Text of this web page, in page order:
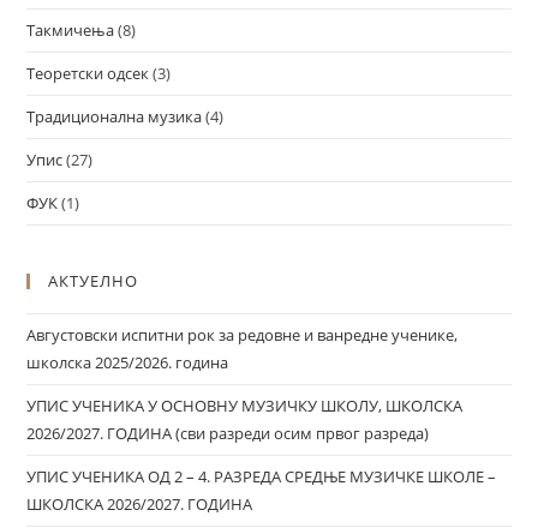
Такмичења(8)
Теоретски одсек(3)
Традиционална музика(4)
Упис(27)
ФУК(1)
АКТУЕЛНО
Августовски испитни рок за редовне и ванредне ученике,
школска 2025/2026. година
УПИС УЧЕНИКА У ОСНОВНУ МУЗИЧКУ ШКОЛУ, ШКОЛСКА
2026/2027. ГОДИНА (сви разреди осим првог разреда)
УПИС УЧЕНИКА ОД 2 – 4. РАЗРЕДА СРЕДЊЕ МУЗИЧКЕ ШКОЛЕ –
ШКОЛСКА 2026/2027. ГОДИНА